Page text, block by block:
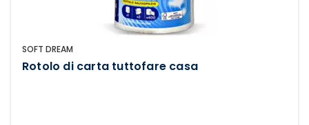
SOFT DREAM
Rotolo di carta tuttofare casa